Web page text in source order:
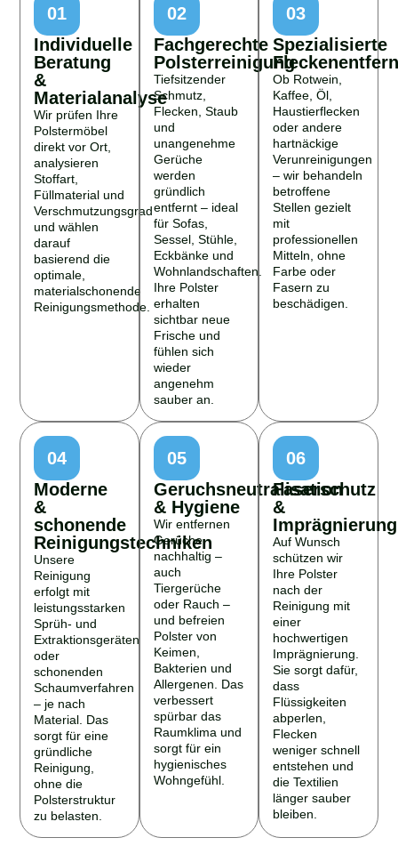
01
Individuelle
Beratung
&
Materialanalyse
Wir prüfen Ihre
Polstermöbel
direkt vor Ort,
analysieren
Stoffart,
Füllmaterial und
Verschmutzungsgrad
und wählen
darauf
basierend die
optimale,
materialschonende
Reinigungsmethode.
02
Fachgerechte
Polsterreinigung
Tiefsitzender
Schmutz,
Flecken, Staub
und
unangenehme
Gerüche
werden
gründlich
entfernt – ideal
für Sofas,
Sessel, Stühle,
Eckbänke und
Wohnlandschaften.
Ihre Polster
erhalten
sichtbar neue
Frische und
fühlen sich
wieder
angenehm
sauber an.
03
Spezialisierte
Ob Rotwein,
Kaffee, Öl,
Haustierflecken
oder andere
hartnäckige
Verunreinigungen
– wir behandeln
betroffene
Stellen gezielt
mit
professionellen
Mitteln, ohne
Farbe oder
Fasern zu
beschädigen.
04
Moderne
&
schonende
Reinigungstechniken
Unsere
Reinigung
erfolgt mit
leistungsstarken
Sprüh- und
Extraktionsgeräten
oder
schonenden
Schaumverfahren
– je nach
Material. Das
sorgt für eine
gründliche
Reinigung,
ohne die
Polsterstruktur
zu belasten.
05
Geruchsneutralisation
& Hygiene
Wir entfernen
Gerüche
nachhaltig –
auch
Tiergerüche
oder Rauch –
und befreien
Polster von
Keimen,
Bakterien und
Allergenen. Das
verbessert
spürbar das
Raumklima und
sorgt für ein
hygienisches
Wohngefühl.
06
Faserschutz
&
Imprägnierung
Auf Wunsch
schützen wir
Ihre Polster
nach der
Reinigung mit
einer
hochwertigen
Imprägnierung.
Sie sorgt dafür,
dass
Flüssigkeiten
abperlen,
Flecken
weniger schnell
entstehen und
die Textilien
länger sauber
bleiben.